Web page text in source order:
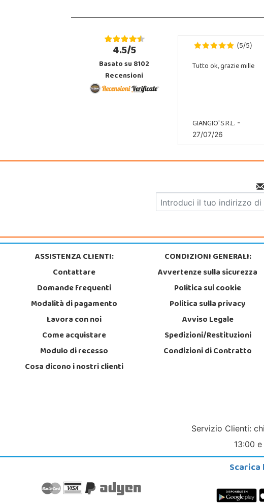
4.5/5
Basato su 8102
Recensioni
(5/5)
Tutto ok, grazie mille
GIANGIO' S.R.L.-
27/07/26
ASSISTENZA CLIENTI:
Contattare
Domande frequenti
Modalità di pagamento
Lavora con noi
Come acquistare
Modulo di recesso
Cosa dicono i nostri clienti
CONDIZIONI GENERALI:
Avvertenze sulla sicurezza
Politica sui cookie
Politica sulla privacy
Avviso Legale
Spedizioni/Restituzioni
Condizioni di Contratto
Servizio Clienti:
13:00
Scarica